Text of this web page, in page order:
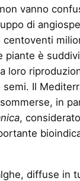
vanno
di
centoventi
piante è
loro
Il
in
,
diffuse in